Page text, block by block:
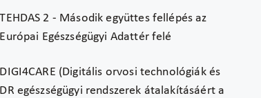
TEHDAS 2 - Második együttes fellépés az
Európai Egészségügyi Adattér felé
DIGI4CARE (Digitális orvosi technológiák és
DR egészségügyi rendszerek átalakításáért a